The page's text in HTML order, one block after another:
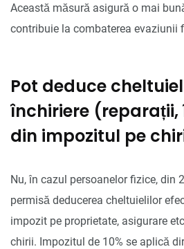
Această măsură asigură o mai
contribuie la combaterea evaziunii
Pot deduce
închiriere (reparații,
din impozitul pe
Nu, în cazul persoanelor fizice, din
permisă deducerea cheltuielilor
impozit pe proprietate, asigurare
chirii. Impozitul de 10% se aplică